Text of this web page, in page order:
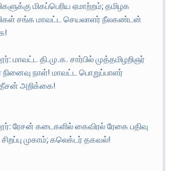
மிகப்பெரிய ஏமாற்றம்; தமிழக
சங்க மாவட்ட செயலாளர் நீலகண்டன்
மாவட்ட தி.மு.க. சார்பில் முத்தமிழறிஞர்
நாள்! மாவட்ட பொறுப்பாளர்
அறிக்கை!
ரேசன் கடைகளில் கைவிரல் ரேகை பதிவு
முகாம்; கலெக்டர் தகவல்!